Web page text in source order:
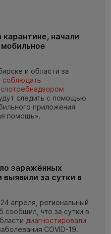
начали
и области за
соблюдать
следить с помощью
приложения
помощь».
заражённых
за сутки в
апреля, региональный
сообщил, что за сутки в
диагностировали
COVID-19.